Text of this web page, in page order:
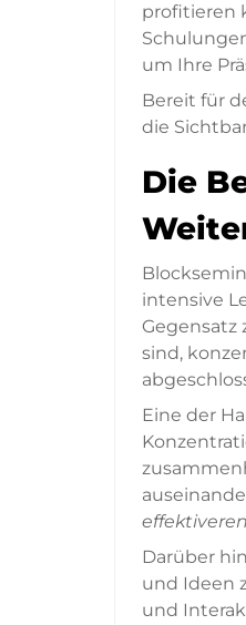
profitieren
um Ihre
Bereit für
die
Die
intensive
Gegensatz
sind,
Eine der
effektiveren
Darüber
und Ideen
und